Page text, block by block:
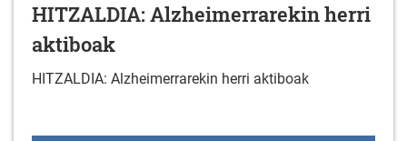
HITZALDIA: Alzheimerrarekin herri
aktiboak
HITZALDIA: Alzheimerrarekin herri aktiboak